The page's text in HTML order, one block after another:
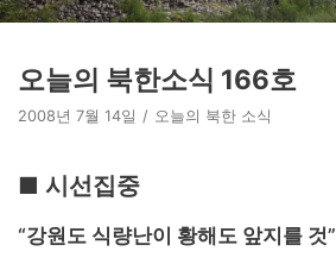
건
뛰
기
오늘의 북한소식 166호
2008년 7월 14일 오늘의 북한 소식
■ 시선집중
“강원도 식량난이 황해도 앞지를 것”